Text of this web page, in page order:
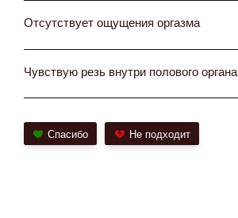
Отсутствует ощущения оргазма
Чувствую резь внутри полового органа
Спасибо Не подходит